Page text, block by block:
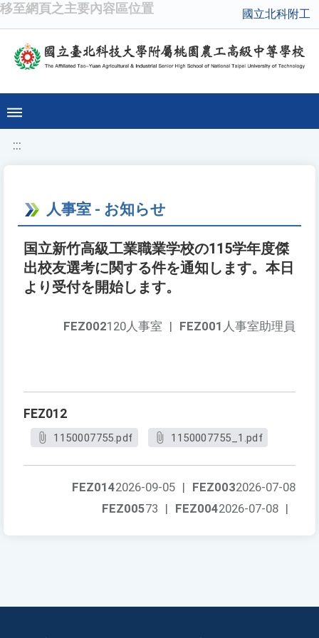
移至網頁之主要內容區位置 國立北科附工
:::
人事室 - お知らせ
国立新竹高級工業職業学校の115学年度傑
出校友選考に関する件を通知します。本日
より受付を開始します。
FEZ001 人事室助理員
FEZ002120人事室 |
FEZ012
1150007755.pdf 1150007755_1.pdf
FEZ0032026-07-08
FEZ0142026-09-05 |
FEZ0042026-07-08 |
FEZ00573 |